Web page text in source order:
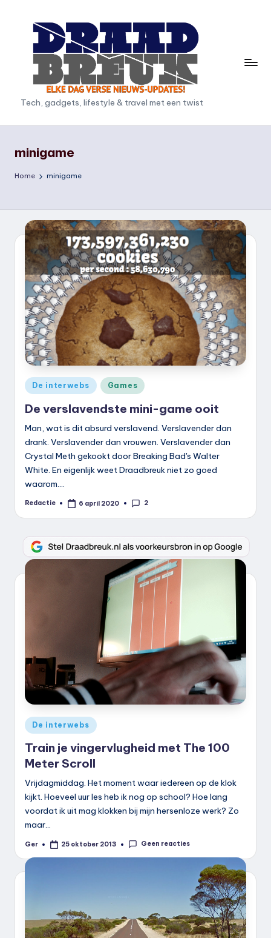
D
r
a
d
r
e
u
k
.
n
Tech, gadgets, lifestyle & travel met een twist
minigame
Home minigame
Geplaatst
in
De interwebs Games
De verslavendste mini-game ooit
Man, wat is dit absurd verslavend. Verslavender dan
drank. Verslavender dan vrouwen. Verslavender dan
Crystal Meth gekookt door Breaking Bad's Walter
White. En eigenlijk weet Draadbreuk niet zo goed
waarom.…
Geplaatst
Redactie 6 april 2020 2
Geplaatst
in
De interwebs
Train je vingervlugheid met The 100
Meter Scroll
Vrijdagmiddag. Het moment waar iedereen op de klok
kijkt. Hoeveel uur les heb ik nog op school? Hoe lang
voordat ik uit mag klokken bij mijn hersenloze werk? Zo
maar…
Geplaatst
Ger 25 oktober 2013 Geen reacties